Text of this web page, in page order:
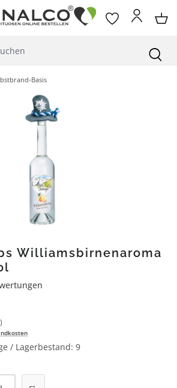
Basis
Williamsbirnenaroma
von 5 von 5 Sternen
/ Lagerbestand: 9
Gib den gewünschten